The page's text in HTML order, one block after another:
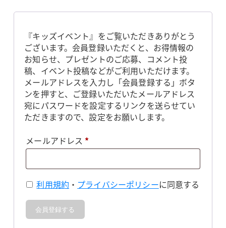
『キッズイベント』をご覧いただきありがとう
ございます。会員登録いただくと、お得情報の
お知らせ、プレゼントのご応募、コメント投
稿、イベント投稿などがご利用いただけます。
メールアドレスを入力し「会員登録する」ボタ
ンを押すと、ご登録いただいたメールアドレス
宛にパスワードを設定するリンクを送らせてい
ただきますので、設定をお願いします。
メールアドレス *必
利用規約 ・ プライバシーポリシーに同意する
会員登録する